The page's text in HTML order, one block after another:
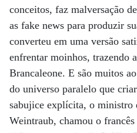
conceitos, faz malversação
as fake news para produzir
converteu em uma versão
enfrentar moinhos, trazendo
Brancaleone. E são muitos
do universo paralelo que
sabujice explícita, o ministro
Weintraub, chamou o